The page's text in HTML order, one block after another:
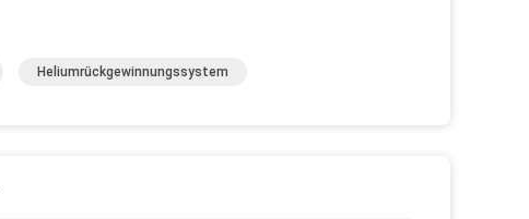
Heliumrückgewinnungssystem